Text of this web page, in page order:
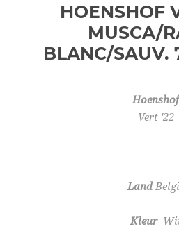
HOENSHOF
MUSCA/
BLANC/SAUV.
Hoenshof
Vert '22
Land
Kleur